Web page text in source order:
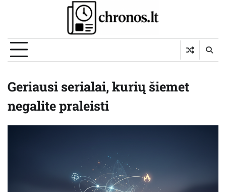
Geriausi serialai, kurių šiemet
negalite praleisti